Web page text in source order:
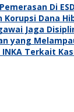
Di
Dana
Jaga
yang
Terkait